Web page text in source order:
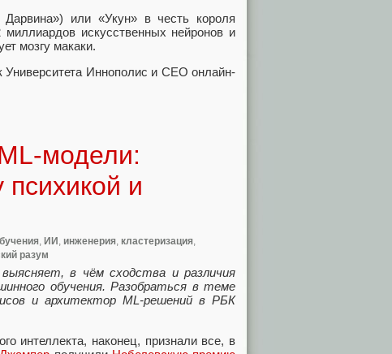
или «Укун» в честь короля
искусственных нейронов и
мозгу макаки.
Иннополис и CEO онлайн-
модели:
и
ИИ инженерия кластеризация
разум
в чём сходства и различия
обучения. Разобраться в теме
и архитектор ML-решений в РБК
интеллекта, наконец, признали все, в